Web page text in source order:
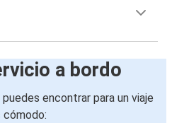
a bordo
encontrar para un viaje
cómodo: